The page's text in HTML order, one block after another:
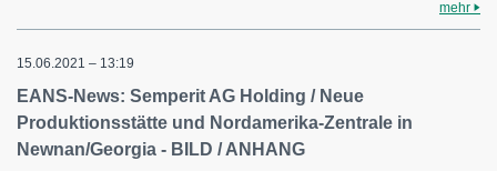
mehr
15.06.2021 – 13:19
EANS-News: Semperit AG Holding / Neue
Produktionsstätte und Nordamerika-Zentrale in
Newnan/Georgia - BILD / ANHANG